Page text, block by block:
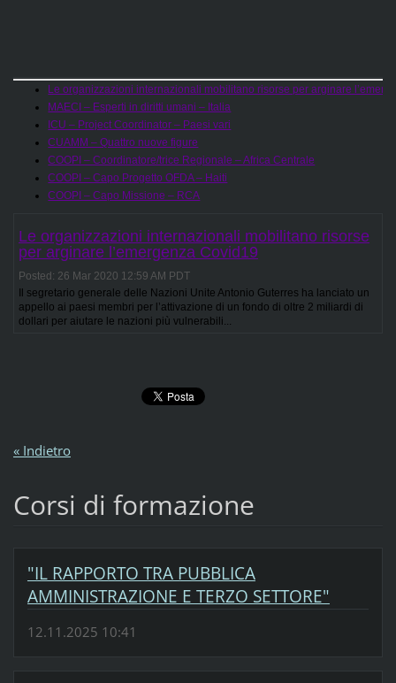
Le organizzazioni internazionali mobilitano risorse per arginare
MAECI – Esperti in diritti umani – Italia
ICU – Project Coordinator – Paesi vari
CUAMM – Quattro nuove figure
COOPI – Coordinatore/trice Regionale – Africa Centrale
COOPI – Capo Progetto OFDA – Haiti
COOPI – Capo Missione – RCA
Le organizzazioni internazionali mobilitano risorse
per arginare l’emergenza Covid19
Posted: 26 Mar 2020 12:59 AM PDT
Il segretario generale delle Nazioni Unite Antonio Guterres ha lanciato un
appello ai paesi membri per l’attivazione di un fondo di oltre 2 miliardi di
dollari per aiutare le nazioni più vulnerabili...
« Indietro
Corsi di formazione
"IL RAPPORTO TRA PUBBLICA
AMMINISTRAZIONE E TERZO SETTORE"
12.11.2025 10:41